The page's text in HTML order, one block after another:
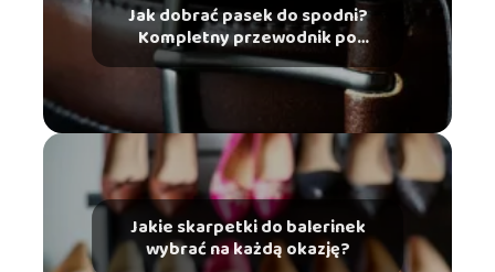
Jak dobrać pasek do spodni?
Kompletny przewodnik po
męskim stylu
Jakie skarpetki do balerinek
wybrać na każdą okazję?